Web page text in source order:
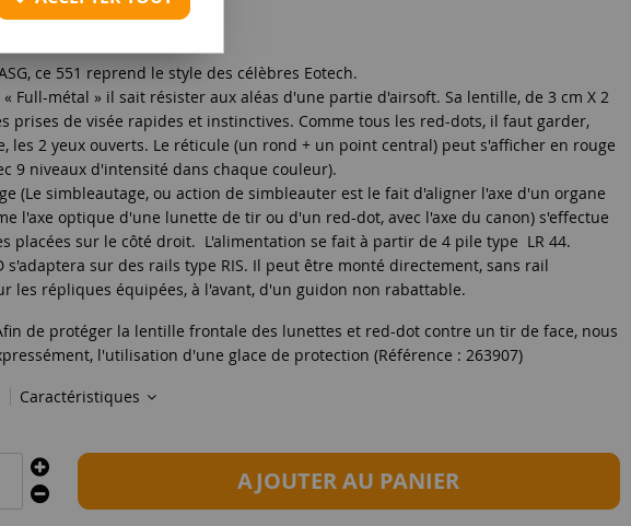
ce 551 reprend le style des célèbres Eotech.
Full-métal » il sait résister aux aléas d'une partie d'airsoft. Sa lentille, de 3 cm X 2
prises de visée rapides et instinctives. Comme tous les red-dots, il faut garder,
les 2 yeux ouverts. Le réticule (un rond + un point central) peut s'afficher en rouge
9 niveaux d'intensité dans chaque couleur).
(Le simbleautage, ou action de simbleauter est le fait d'aligner l'axe d'un organe
l'axe optique d'une lunette de tir ou d'un red-dot, avec l'axe du canon) s'effectue
placées sur le côté droit. L'alimentation se fait à partir de 4 pile type LR 44.
s'adaptera sur des rails type RIS. Il peut être monté directement, sans rail
les répliques équipées, à l'avant, d'un guidon non rabattable.
de protéger la lentille frontale des lunettes et red-dot contre un tir de face, nous
l'utilisation d'une glace de protection (Référence : 263907)
Caractéristiques
AJOUTER AU PANIER